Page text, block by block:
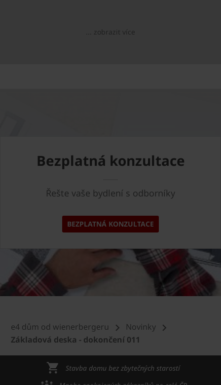
... zobrazit více
Bezplatná konzultace
Řešte vaše bydlení s odborníky
BEZPLATNÁ KONZULTACE
e4 dům od wienerbergeru
Novinky
Základová deska - dokončení 011
Stavba domu bez zbytečných starostí